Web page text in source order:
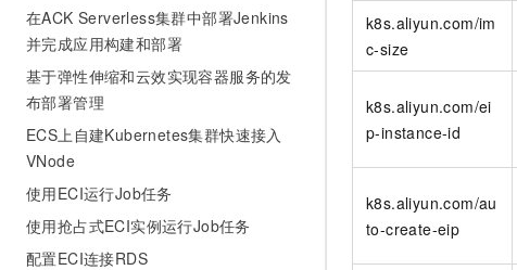
在ACK Serverless集群中部署Jenkins
并完成应用构建和部署
基于弹性伸缩和云效实现容器服务的发
布部署管理
ECS上自建Kubernetes集群快速接入
VNode
使用ECI运行Job任务
使用抢占式ECI实例运行Job任务
配置ECI连接RDS
k8s.aliyun.com/im
c-size
k8s.aliyun.com/ei
p-instance-id
k8s.aliyun.com/au
to-create-eip